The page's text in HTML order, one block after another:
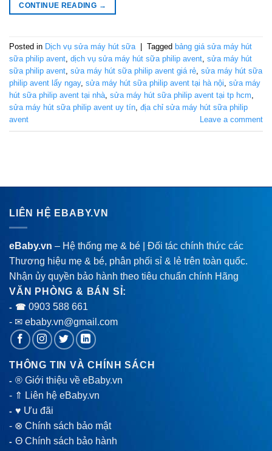
CONTINUE READING →
Posted in Dịch vụ sửa máy hút sữa Tagged bảng giá sửa máy hút
sữa philip avent dịch vụ sửa máy hút sữa philip avent sửa máy hút
sữa philip avent sửa máy hút sữa philip avent giá rẻ sửa máy hút sữa
philip avent lấy ngay, sửa máy hút sữa philip avent tại hà nội sửa máy
hút sữa philip avent tại nhà sửa máy hút sữa philip avent tại tp hcm
sửa máy hút sữa philip avent uy tín địa chỉ sửa máy hút sữa philip
avent
Leave a comment
LIÊN HỆ EBABY.VN
eBaby.vn – Hệ thống mẹ & bé | Đối tác chính thức các
Thương hiệu mẹ & bé, phân phối sỉ & lẻ trên toàn quốc.
Nhận ủy quyền bảo hành theo tiêu chuẩn chính Hãng
VĂN PHÒNG & BÁN SỈ:
- ☎ 0903 588 661
- ✉ ebaby.vn@gmail.com
THÔNG TIN VÀ CHÍNH SÁCH
-® Giới thiệu về eBaby.vn
- ⇑ Liên hệ eBaby.vn
-♥ Ưu đãi
- ⊗ Chính sách bảo mật
-Θ Chính sách bảo hành